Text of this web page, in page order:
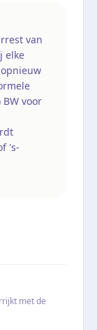
van
elke
voor
's-
met de